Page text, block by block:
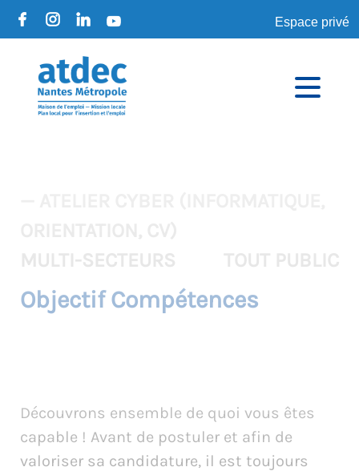
Espace privé
MULTI-SECTEURS
TOUT PUBLIC
Objectif Compétences
Découvrons ensemble de quoi vous êtes
capable ! Avant de postuler et afin de
valoriser sa candidature, il est toujours